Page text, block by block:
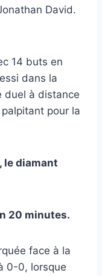
David.
14 buts en
dans la
duel à distance
pour la
le diamant
20 minutes.
face à la
0-0, lorsque